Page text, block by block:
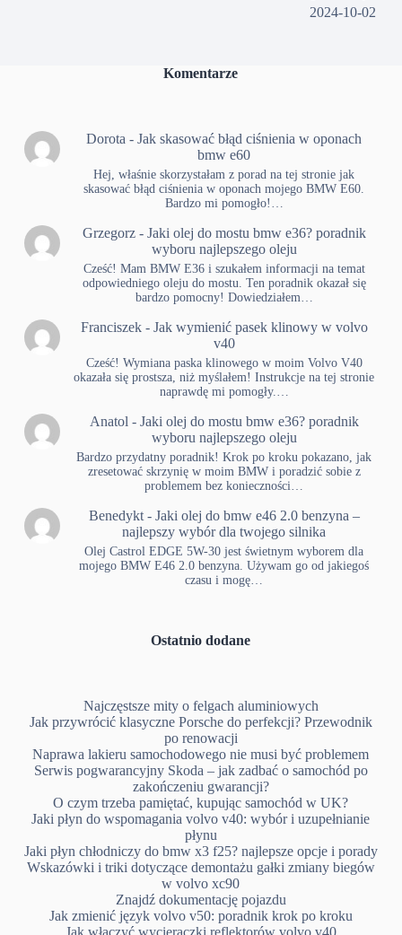
2024-10-02
Komentarze
Dorota -Jak skasować błąd ciśnienia w oponach
bmw e60
Hej, właśnie skorzystałam z porad na tej stronie jak
skasować błąd ciśnienia w oponach mojego BMW E60.
Bardzo mi pomogło!…
Grzegorz- Jaki olej do mostu bmw e36? poradnik
wyboru najlepszego oleju
Cześć! Mam BMW E36 i szukałem informacji na temat
odpowiedniego oleju do mostu. Ten poradnik okazał się
bardzo pomocny! Dowiedziałem…
Franciszek- Jak wymienić pasek klinowy w volvo
v40
Cześć! Wymiana paska klinowego w moim Volvo V40
okazała się prostsza, niż myślałem! Instrukcje na tej stronie
naprawdę mi pomogły.…
Anatol - Jaki olej do mostu bmw e36? poradnik
wyboru najlepszego oleju
Bardzo przydatny poradnik! Krok po kroku pokazano, jak
zresetować skrzynię w moim BMW i poradzić sobie z
problemem bez konieczności…
Benedykt- Jaki olej do bmw e46 2.0 benzyna –
najlepszy wybór dla twojego silnika
Olej Castrol EDGE 5W-30 jest świetnym wyborem dla
mojego BMW E46 2.0 benzyna. Używam go od jakiegoś
czasu i mogę…
Ostatnio dodane
Najczęstsze mity o felgach aluminiowych
Jak przywrócić klasyczne Porsche do perfekcji? Przewodnik
po renowacji
Naprawa lakieru samochodowego nie musi być problemem
Serwis pogwarancyjny Skoda – jak zadbać o samochód po
zakończeniu gwarancji?
O czym trzeba pamiętać, kupując samochód w UK?
Jaki płyn do wspomagania volvo v40: wybór i uzupełnianie
płynu
Jaki płyn chłodniczy do bmw x3 f25? najlepsze opcje i porady
Wskazówki i triki dotyczące demontażu gałki zmiany biegów
w volvo xc90
Znajdź dokumentację pojazdu
Jak zmienić język volvo v50: poradnik krok po kroku
Jak włączyć wycieraczki reflektorów volvo v40